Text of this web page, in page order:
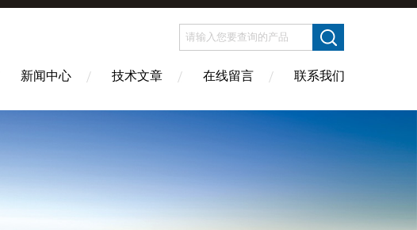
新闻中心 技术文章 在线留言 联系我们